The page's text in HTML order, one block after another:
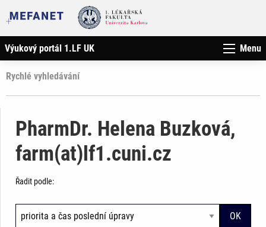
Výukový portál 1.LF UK Menu
Rychlé vyhledávání
PharmDr. Helena Buzková,
farm(at)lf1.cuni.cz
Řadit podle: